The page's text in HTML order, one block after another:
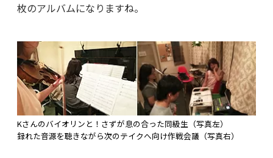
枚のアルバムになりますね。
Kさんのバイオリンと！さずが息の合った同級生（写真左）
録れた音源を聴きながら次のテイクへ向け作戦会議（写真右）